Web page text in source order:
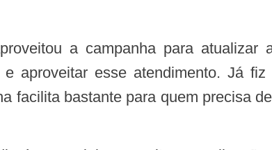
aproveitar esse atendimento. Já
facilita bastante para quem precisa